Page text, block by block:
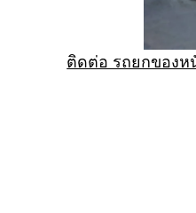
ติดต่อ รถยกของห